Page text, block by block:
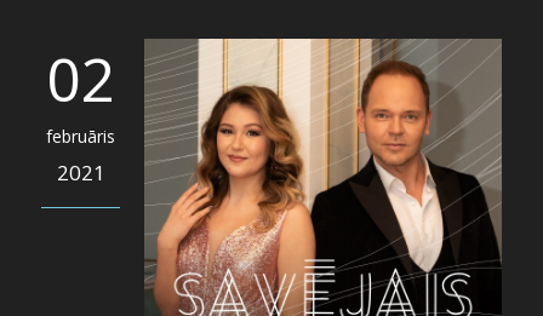
02
februāris
2021